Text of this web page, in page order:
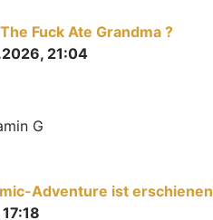
Fuck Ate Grandma ?
21:04
G
Adventure ist erschienen